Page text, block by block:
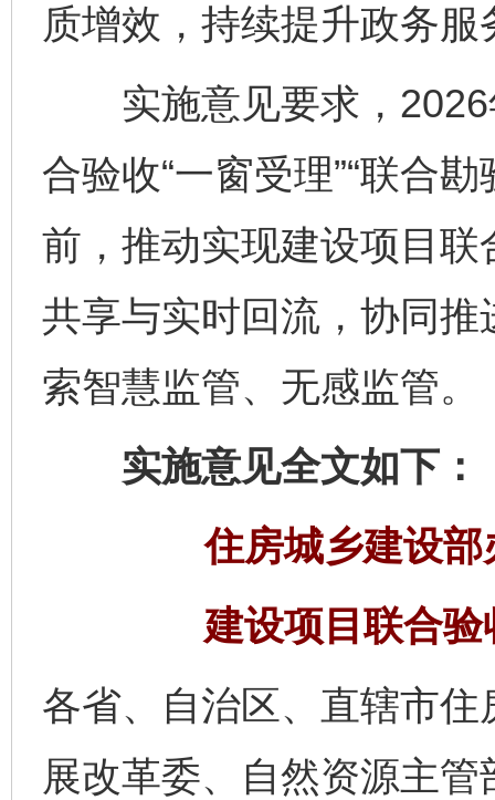
质增效，持续提升政务
实施意见要求，2026
合验收“一窗受理”“联合
前，推动实现建设项目
共享与实时回流，协同
索智慧监管、无感监管。
实施意见全文如下：
住房城乡建设
建设项目联合
各省、自治区、直辖市
展改革委、自然资源主